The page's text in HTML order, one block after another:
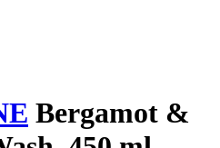
Bergamot &